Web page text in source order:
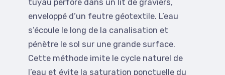
tuyau perforé dans un lit de graviers,
enveloppé d’un feutre géotextile. L’eau
s’écoule le long de la canalisation et
pénètre le sol sur une grande surface.
Cette méthode imite le cycle naturel de
l’eau et évite la saturation ponctuelle du